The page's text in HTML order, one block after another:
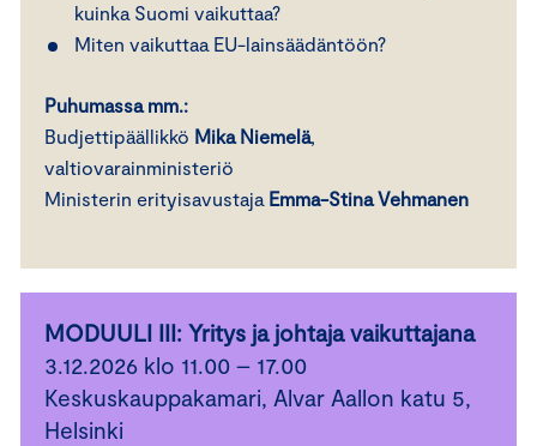
kuinka Suomi vaikuttaa?
Miten vaikuttaa EU-lainsäädäntöön?
Puhumassa mm.:
Budjettipäällikkö Mika Niemelä,
valtiovarainministeriö
Ministerin erityisavustaja Emma-Stina Vehmanen
MODUULI III: Yritys ja johtaja vaikuttajana
3.12.2026 klo 11.00 – 17.00
Keskuskauppakamari, Alvar Aallon katu 5,
Helsinki